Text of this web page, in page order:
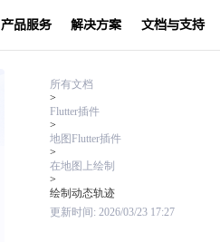
产品服务 解决方案 文档与支持
所有文档
>
Flutter插件
>
地图Flutter插件
>
在地图上绘制
>
绘制动态轨迹
更新时间: 2026/03/23 17:27